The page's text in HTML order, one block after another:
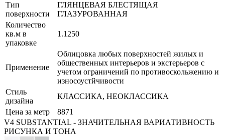
Тип
поверхности
ГЛЯНЦЕВАЯ БЛЕСТЯЩАЯ
ГЛАЗУРОВАННАЯ
Количество
кв.м в
упаковке
1.1250
Применение
Облицовка любых поверхностей жилых и
общественных интерьеров и экстерьеров с
учетом ограничений по противоскольжению и
износоустйчивости
Стиль
дизайна
КЛАССИКА, НЕОКЛАССИКА
Цена за метр
8871
V4 SUBSTANTIAL - ЗНАЧИТЕЛЬНАЯ ВАРИАТИВНОСТЬ
РИСУНКА И ТОНА